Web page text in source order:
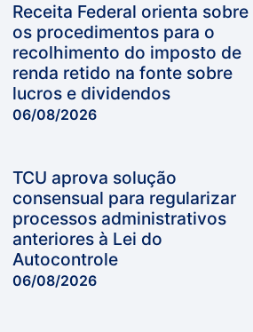
Receita Federal orienta sobre
os procedimentos para o
recolhimento do imposto de
renda retido na fonte sobre
lucros e dividendos
06/08/2026
TCU aprova solução
consensual para regularizar
processos administrativos
anteriores à Lei do
Autocontrole
06/08/2026